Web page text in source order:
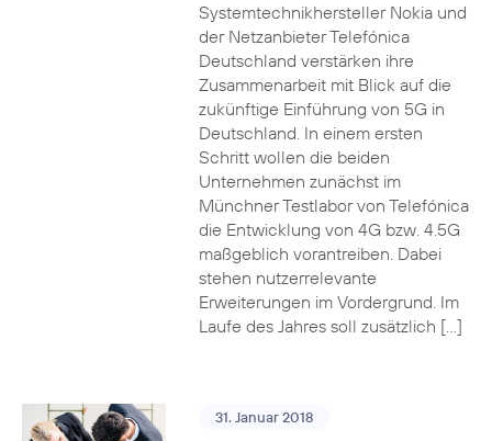
Systemtechnikhersteller Nokia und
der Netzanbieter Telefónica
Deutschland verstärken ihre
Zusammenarbeit mit Blick auf die
zukünftige Einführung von 5G in
Deutschland. In einem ersten
Schritt wollen die beiden
Unternehmen zunächst im
Münchner Testlabor von Telefónica
die Entwicklung von 4G bzw. 4.5G
maßgeblich vorantreiben. Dabei
stehen nutzerrelevante
Erweiterungen im Vordergrund. Im
Laufe des Jahres soll zusätzlich […]
31. Januar 2018